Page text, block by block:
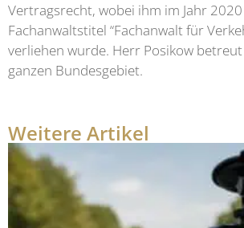
Vertragsrecht, wobei ihm im Jahr
Fachanwaltstitel “Fachanwalt für
verliehen wurde. Herr Posikow
ganzen Bundesgebiet.
Weitere Artikel